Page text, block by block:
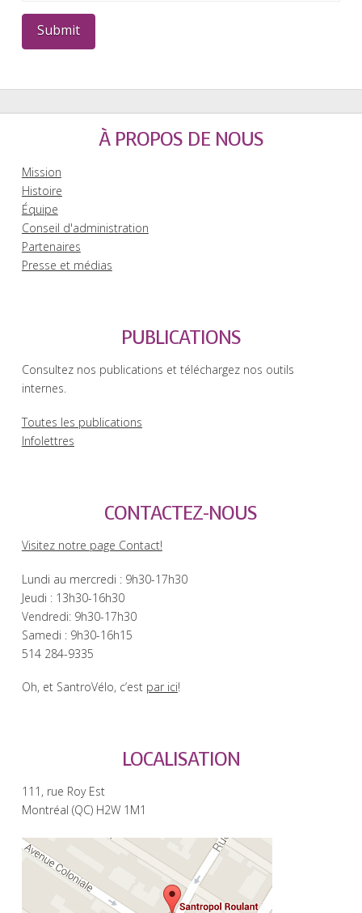
À PROPOS DE NOUS
Mission
Histoire
Équipe
Conseil d'administration
Partenaires
Presse et médias
PUBLICATIONS
Consultez nos publications et téléchargez nos outils
internes.
Toutes les publications
Infolettres
CONTACTEZ-NOUS
Visitez notre page Contact!
Lundi au mercredi : 9h30-17h30
Jeudi : 13h30-16h30
Vendredi: 9h30-17h30
Samedi : 9h30-16h15
514 284-9335
Oh, et SantroVélo, c’est par ici!
LOCALISATION
111, rue Roy Est
Montréal (QC) H2W 1M1